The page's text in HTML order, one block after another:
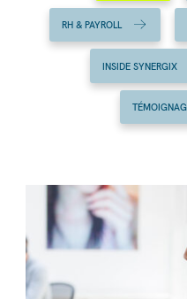
RH & PAYROLL
INSIDE SYNERGIX